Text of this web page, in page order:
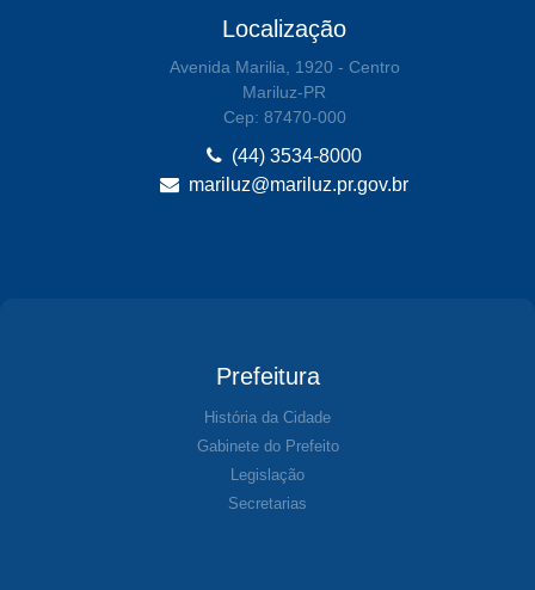
Localização
Avenida Marilia, 1920 - Centro
Mariluz-PR
Cep: 87470-000
(44) 3534-8000
mariluz@mariluz.pr.gov.br
Prefeitura
História da Cidade
Gabinete do Prefeito
Legislação
Secretarias